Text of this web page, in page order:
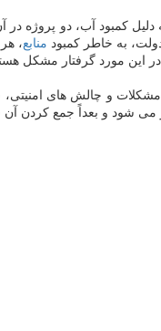
کمبود آب، دو پروژه در
به خاطر کمبود منابع،
مشکلات و چالش های
شود و بعداً جمع کردن آن